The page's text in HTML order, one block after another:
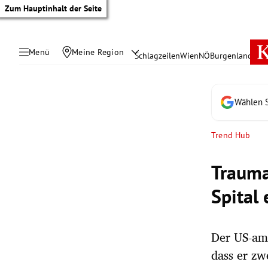
Zum Hauptinhalt der Seite
Menü Meine Region SchlagzeilenWienNÖBurgenland
Wählen
Trend Hub
Spital
Der US-
dass er